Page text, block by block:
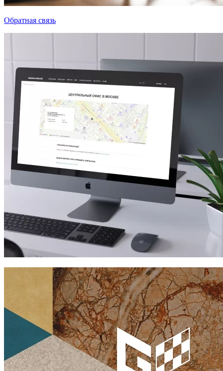
Обратная связь